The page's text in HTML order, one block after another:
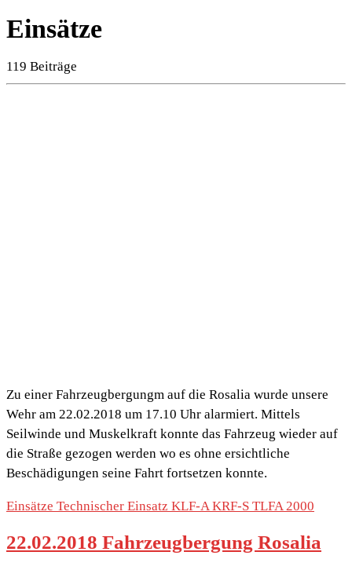
Einsätze
119 Beiträge
Zu einer Fahrzeugbergungm auf die Rosalia wurde unsere
Wehr am 22.02.2018 um 17.10 Uhr alarmiert. Mittels
Seilwinde und Muskelkraft konnte das Fahrzeug wieder auf
die Straße gezogen werden wo es ohne ersichtliche
Beschädigungen seine Fahrt fortsetzen konnte.
Einsätze Technischer Einsatz KLF-A KRF-S TLFA 2000
22.02.2018 Fahrzeugbergung Rosalia